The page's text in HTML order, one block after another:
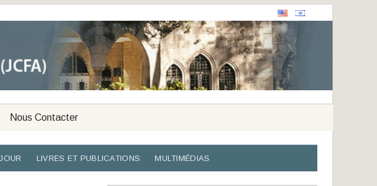
Nous Contacter
LIVRES ET PUBLICATIONS MULTIMÉDIAS